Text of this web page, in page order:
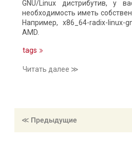
GNU/Linux дистрибутив, у
необходимость иметь
Например, x86_64-radix-linux-
AMD.
tags
Читать далее ≫
≪ Предыдущие